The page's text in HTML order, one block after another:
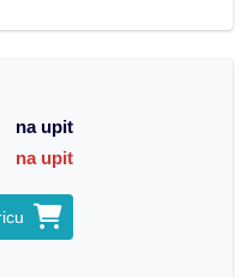
na upit
na upit